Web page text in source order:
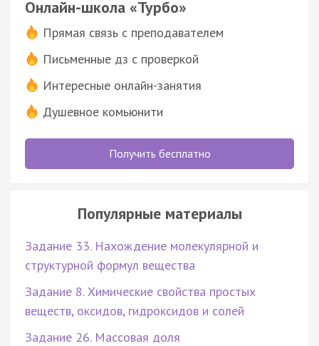
Онлайн-школа «Турбо»
Прямая связь с преподавателем
Письменные дз с проверкой
Интересные онлайн-занятия
Душевное комьюнити
Получить бесплатно
Популярные материалы
Задание 33. Нахождение молекулярной и
структурной формул вещества
Задание 8. Химические свойства простых
веществ, оксидов, гидроксидов и солей
Задание 26. Массовая доля